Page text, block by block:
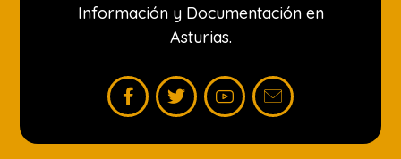
Información y Documentación en
Asturias.